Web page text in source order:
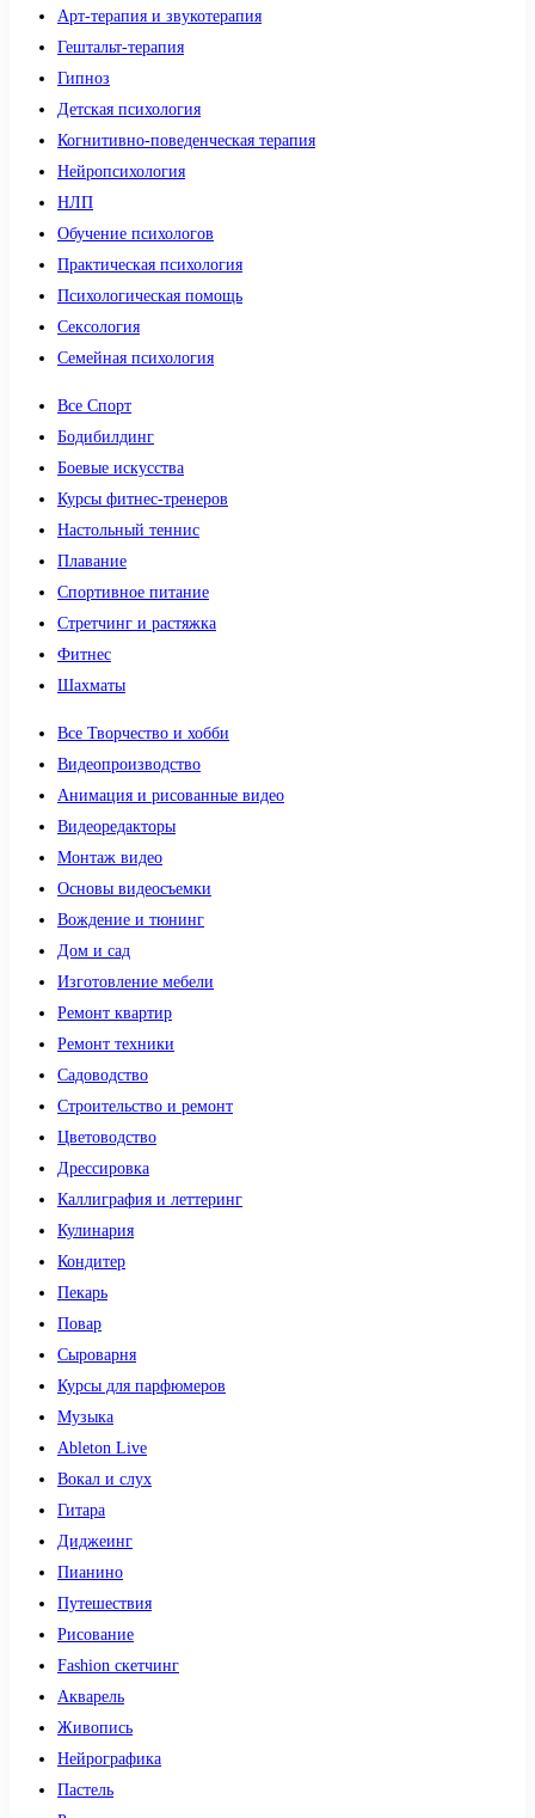
Арт-терапия и звукотерапия
Гештальт-терапия
Гипноз
Детская психология
Когнитивно-поведенческая терапия
Нейропсихология
НЛП
Обучение психологов
Практическая психология
Психологическая помощь
Сексология
Семейная психология
Все Спорт
Бодибилдинг
Боевые искусства
Курсы фитнес-тренеров
Настольный теннис
Плавание
Спортивное питание
Стретчинг и растяжка
Фитнес
Шахматы
Все Творчество и хобби
Видеопроизводство
Анимация и рисованные видео
Видеоредакторы
Монтаж видео
Основы видеосъемки
Вождение и тюнинг
Дом и сад
Изготовление мебели
Ремонт квартир
Ремонт техники
Садоводство
Строительство и ремонт
Цветоводство
Дрессировка
Каллиграфия и леттеринг
Кулинария
Кондитер
Пекарь
Повар
Сыроварня
Курсы для парфюмеров
Музыка
Ableton Live
Вокал и слух
Гитара
Диджеинг
Пианино
Путешествия
Рисование
Fashion скетчинг
Акварель
Живопись
Нейрографика
Пастель